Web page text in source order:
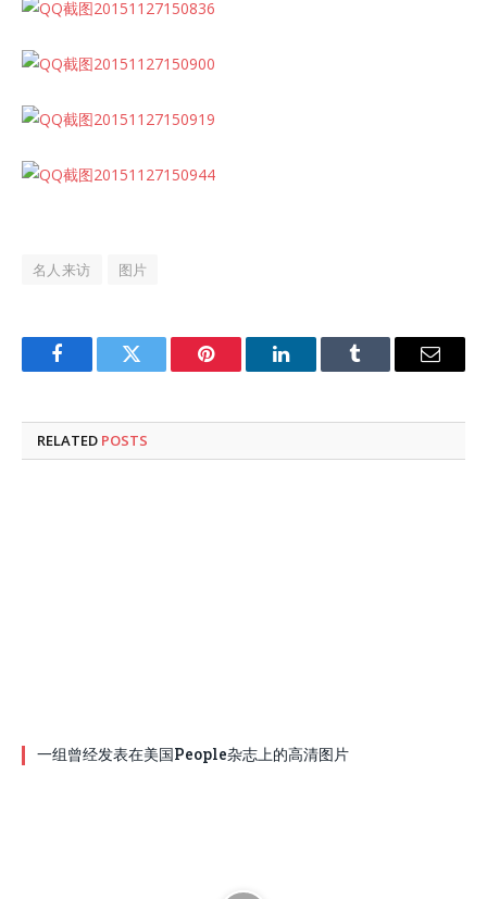
名人来访 图片
FacebookTwitter Pinterest LinkedInTumblr Email
RELATED POSTS
一组曾经发表在美国People杂志上的高清图片